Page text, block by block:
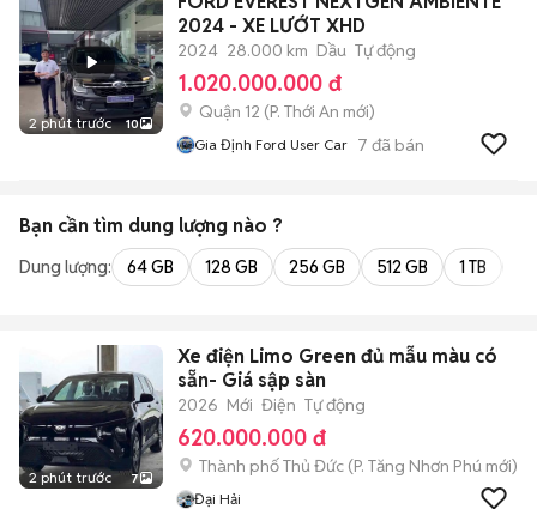
2 phút trước 10
2024 - XE LƯỚT XHD
2024 28.000 km Dầu Tự động
1.020.000.000 đ
Quận 12 (P. Thới An mới)
Gia Định Ford User Car 7 đã bán
Bạn cần tìm dung lượng nào ?
Dung lượng: 64 GB 128 GB 256 GB 512 GB 1 TB
2 phút trước 7
Xe điện Limo Green đủ mẫu màu có
sẵn- Giá sập sàn
2026 Mới Điện Tự động
620.000.000 đ
Thành phố Thủ Đức (P. Tăng Nhơn Phú mới)
Đại Hải